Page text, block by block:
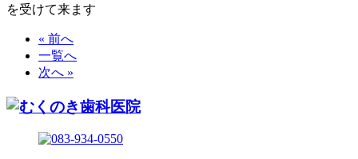
を受けて来ます
« 前へ
一覧へ
次へ »